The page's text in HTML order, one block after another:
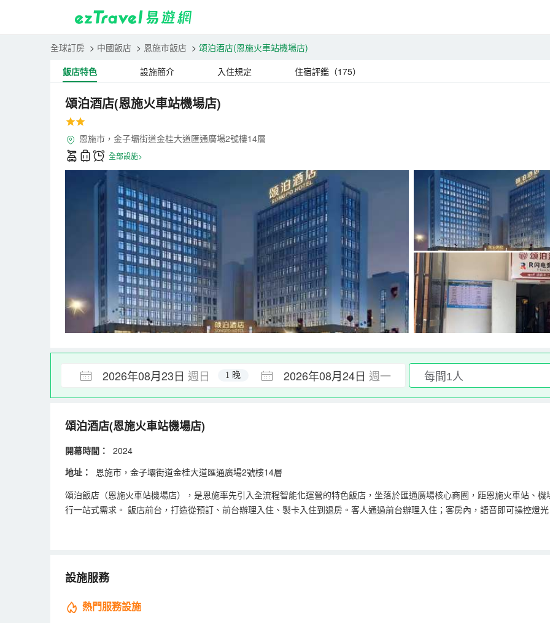
全球訂房 > 中國飯店 > 恩施市飯店 > 頌泊酒店(恩施火車站機場店)
飯店特色
設施簡介 入住規定 住宿評鑑（175）
頌泊酒店(恩施火車站機場店)
恩施市，金子壩街道金桂大道匯通廣場2號樓14層
全部設施>
2026年08月23日 週日 2026年08月24日 週一
1 晚
頌泊酒店(恩施火車站機場店)
開幕時間：
2024
地址：
恩施市，金子壩街道金桂大道匯通廣場2號樓14層
頌泊飯店（恩施火車站機場店），是恩施率先引入全流程智能化運營的特色飯店，坐落於匯通廣場核心商圈，距恩施火車站、
行一站式需求。 飯店前台，打造從預訂、前台辦理入住、製卡入住到退房。客人通過前台辦理入住；客房內，語音即可操控燈
設施服務
熱門服務設施